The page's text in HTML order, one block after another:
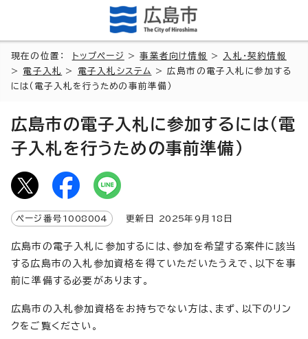
現在の位置： トップページ >事業者向け情報 >
入札・契約情報
> 電子入札 > 電子入札システム
> 広島市の電子入札に参加する
には（電子入札を行うための事前準備）
広島市の電子入札に参加するには（電
子入札を行うための事前準備）
ページ番号 1008004 更新日 2025年9月 18 日
広島市の電子入札に参加するには、参加を希望する案件に該当
する広島市の入札参加資格を得ていただいたうえで、以下を事
前に準備する必要があります。
広島市の入札参加資格をお持ちでない方は、まず、以下のリン
クをご覧ください。